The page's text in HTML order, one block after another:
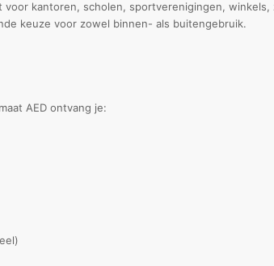
voor kantoren, scholen, sportverenigingen,
keuze voor zowel binnen- als buitengebruik.
AED ontvang je: